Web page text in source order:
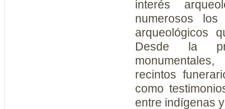
interés
numerosos los
arqueológicos
Desde la
recintos
como
entre indígenas